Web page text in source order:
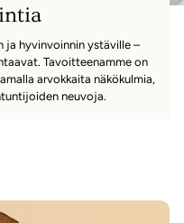
ja hyvinvoinnin ystäville –
Tavoitteenamme on
arvokkaita näkökulmia,
neuvoja.